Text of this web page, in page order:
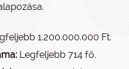
1.200.000.000 Ft.
Legfeljebb 714 fő.